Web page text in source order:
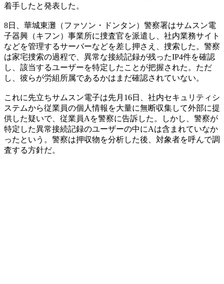
着手したと発表した。
8日、華城東灘（ファソン・ドンタン）警察署はサムスン電
子器興（キフン）事業所に捜査官を派遣し、社内業務サイト
などを管理するサーバーなどを差し押さえ、捜索した。警察
は家宅捜索の過程で、異常な接続記録が残ったIP4件を確認
し、該当するユーザーを特定したことが把握された。ただ
し、彼らが労組所属であるかはまだ確認されていない。
これに先立ちサムスン電子は先月16日、社内セキュリティシ
ステムから従業員の個人情報を大量に無断収集して外部に提
供した疑いで、従業員Aを警察に告訴した。しかし、警察が
特定した異常接続記録のユーザーの中にAは含まれていなか
ったという。警察は押収物を分析した後、対象者を呼んで調
査する方針だ。